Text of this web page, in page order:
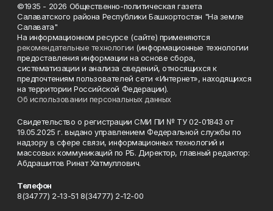
©1935 - 2026 Общественно-политическая газета
Салаватского района Республики Башкортостан "На земле
Салавата"
На информационном ресурсе (сайте) применяются
рекомендательные технологии (информационные технологии
предоставления информации на основе сбора,
систематизации и анализа сведений, относящихся к
предпочтениям пользователей сети «Интернет», находящихся
на территории Российской Федерации).
Об использовании персональных данных
Свидетельство о регистрации СМИ ПИ № ТУ 02-01843 от
19.05.2025 г. выдано управлением Федеральной службы по
надзору в сфере связи, информационных технологий и
массовых коммуникаций по РБ. Директор, главный редактор:
Абдрашитов Ринат Хатмуллович.
Телефон
8(34777) 2-13-51 8(34777) 2-12-00